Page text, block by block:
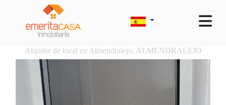
Alquiler de local en Almendralejo, ALMENDRALEJO